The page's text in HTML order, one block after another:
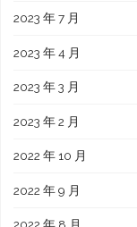
2023 年 7 月
2023 年 4 月
2023 年 3 月
2023 年 2 月
2022 年 10 月
2022 年 9 月